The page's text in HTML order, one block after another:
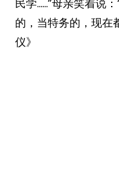
民学……”母亲笑着说
的，当特务的，现在
仪》